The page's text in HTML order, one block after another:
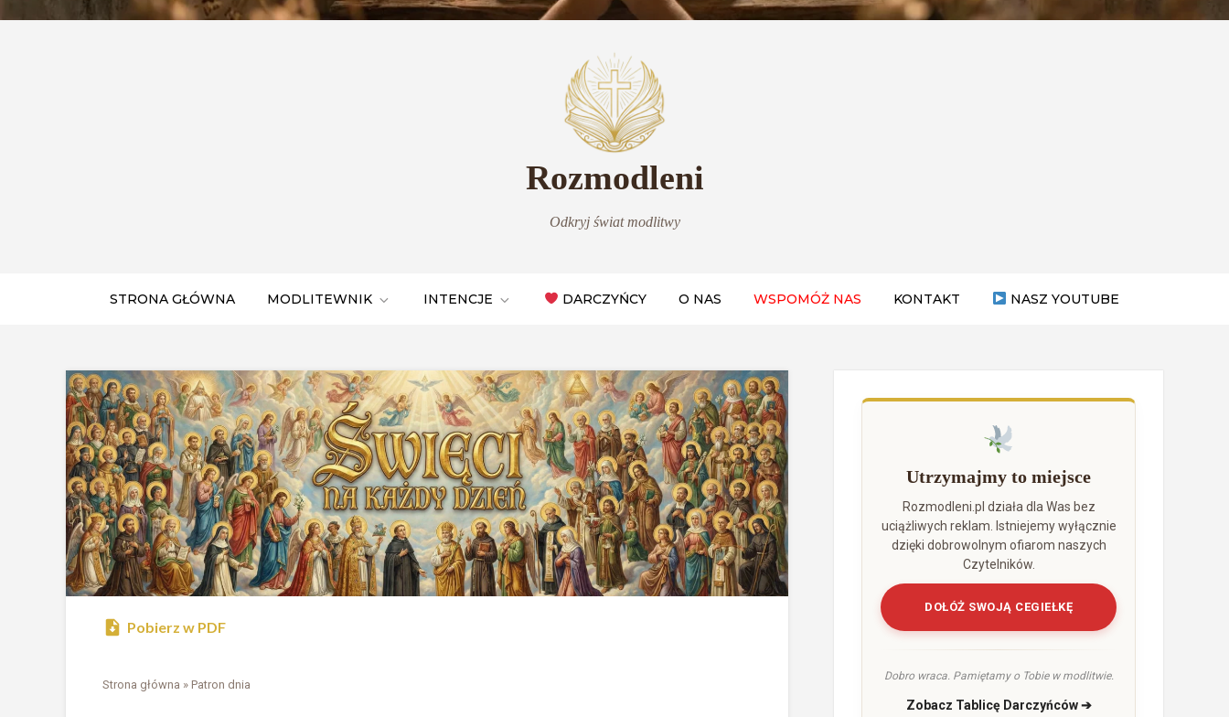
Rozmodleni
Odkryj świat modlitwy
STRONA GŁÓWNA MODLITEWNIK INTENCJE DARCZYŃCY O NAS WSPOMÓŻ NAS KONTAKT NASZ YOUTUBE
Pobierz w PDF
Strona główna » Patron dnia
Utrzymajmy to miejsce
Rozmodleni.pl działa dla Was bez
uciążliwych reklam. Istniejemy wyłącznie
dzięki dobrowolnym ofiarom naszych
Czytelników.
DOŁÓŻ SWOJĄ CEGIEŁKĘ
Dobro wraca. Pamiętamy o Tobie w modlitwie.
Zobacz Tablicę Darczyńców ➔